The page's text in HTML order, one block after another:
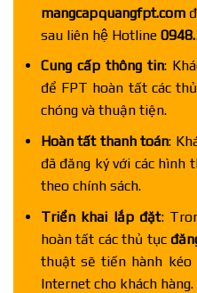
mangcapquangfpt.com
sau liên hệ Hotline
Cung cấp thông tin:
để FPT hoàn tất các
chóng và thuận tiện.
Hoàn tất thanh toán:
đã đăng ký với các hình
theo chính sách.
Triển khai lắp đặt:
hoàn tất các thủ tục
thuật sẽ tiến hành kéo
Internet cho khách hàng.